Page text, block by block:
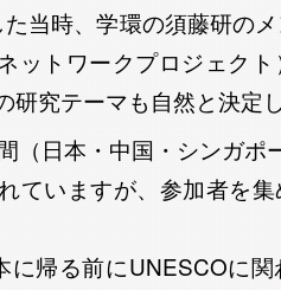
当時、学環の須藤研の
ットワークプロジェク
研究テーマも自然と決定
（日本・中国・シンガポ
ていますが、参加者を
帰る前にUNESCOに